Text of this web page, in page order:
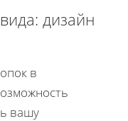
дизайн
в
вашу